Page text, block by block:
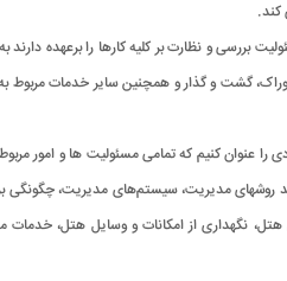
کند.
بررسی و نظارت بر کلیه کارها را برعهده
گشت و گذار و همچنین سایر خدمات
عنوان کنیم که تمامی مسئولیت ها و امور
مدیریت، سیستم‌های مدیریت، چگونگی
نگهداری از امکانات و وسایل هتل، خدمات